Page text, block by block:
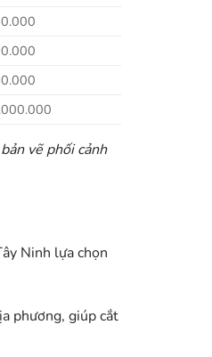
vẽ phối cảnh
Ninh lựa chọn
phương, giúp cắt